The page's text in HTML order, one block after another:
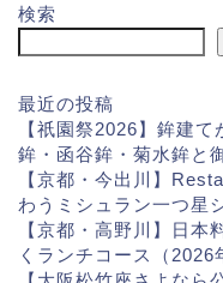
検索
最近の投稿
【祇園祭2026】鉾建
鉾・函谷鉾・菊水鉾と
【京都・今出川】
わうミシュラン一つ星
【京都・高野川】日
くランチコース（2026